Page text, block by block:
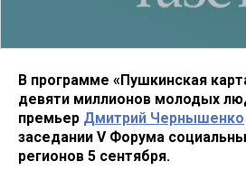
В программе «Пушкинская
девяти миллионов молодых
премьер Дмитрий Чернышенко
заседании V Форума
регионов 5 сентября.